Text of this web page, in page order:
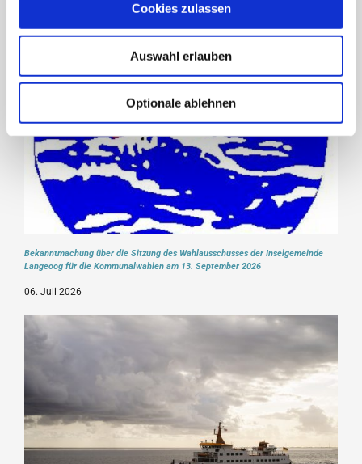
Cookies zulassen
Auswahl erlauben
Optionale ablehnen
Bekanntmachung über die Sitzung des Wahlausschusses der Inselgemeinde
Langeoog für die Kommunalwahlen am 13. September 2026
06. Juli 2026